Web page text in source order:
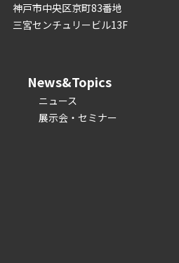
神戸市中央区京町83番地
三宮センチュリービル13F
News&Topics
ニュース
展示会・セミナー